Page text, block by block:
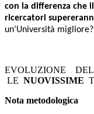
con la differenza che
ricercatori
un’Università
EVOLUZIONE
LE NUOVISSIME
Nota metodologica